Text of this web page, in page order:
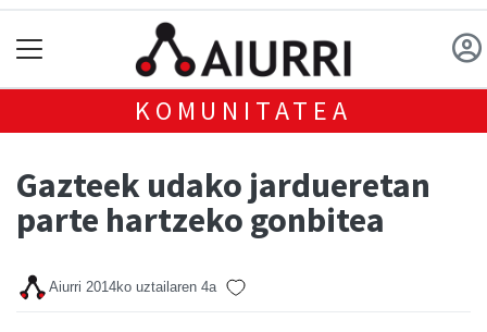
KOMUNITATEA
Gazteek udako jardueretan
parte hartzeko gonbitea
Aiurri 2014ko uztailaren 4a